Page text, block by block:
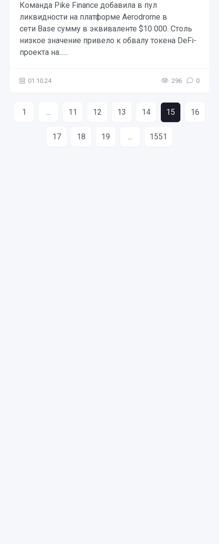
Команда Pike Finance добавила в пул
ликвидности на платформе Aerodrome в
сети Base сумму в эквиваленте $10 000. Столь
низкое значение привело к обвалу токена DeFi-
проекта на......
01.10.24 296 0
1 ... 11 12 13 14 15 16
17 18 19 ... 1551